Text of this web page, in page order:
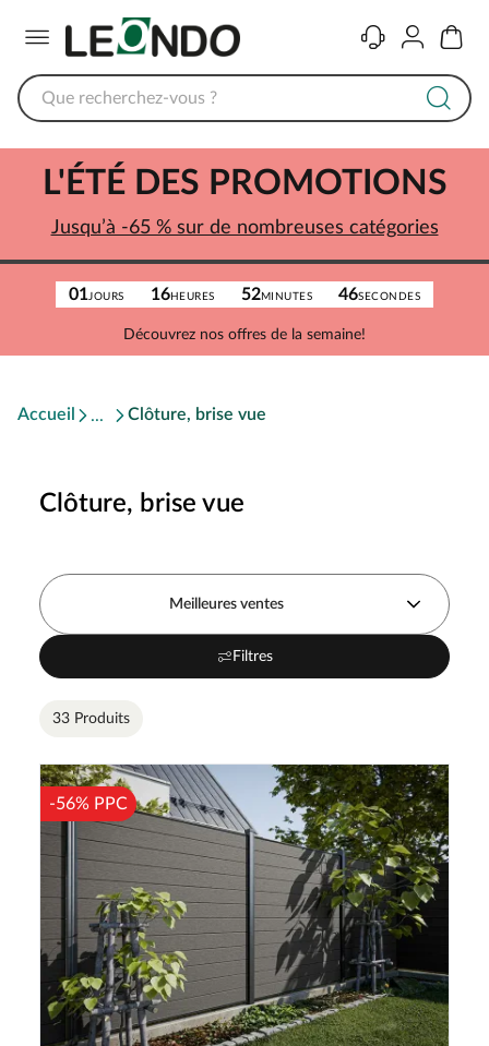
ContactComptePanier
01JOURS 16HEURES 52MINUTES 46SECONDES
Découvrez nos offres de la semaine!
L'ÉTÉ DES PROMOTIONS
Jusqu’à -65 % sur de nombreuses catégories
Accueil Clôture, brise vue
Clôture, brise vue
Meilleures ventes
Filtres
33 Produits
-56% PPC